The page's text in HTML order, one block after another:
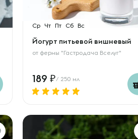
Ср Чт Пт Сб Вс
Йогурт питьевой вишневый
от фермы "Гастродача Вселуг"
189 / 250 мл